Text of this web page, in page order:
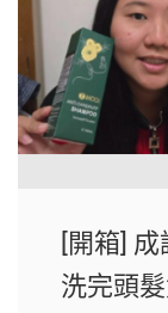
[開箱]
洗完頭